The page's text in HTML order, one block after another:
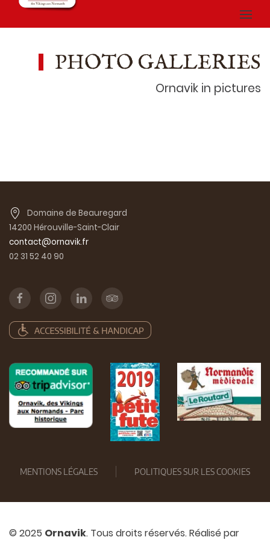
PHOTO GALLERIES
Ornavik in pictures
Domaine de Beauregard
14200 Hérouville-Saint-Clair
contact@ornavik.fr
02 31 52 40 90
MENTIONS LÉGALES POLITIQUES SUR LES COOKIES
© 2025 Ornavik. Tous droits réservés. Réalisé par